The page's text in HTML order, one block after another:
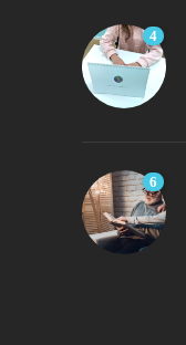
4
6